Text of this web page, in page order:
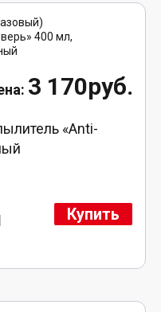
3 170руб.
«Anti-
Купить